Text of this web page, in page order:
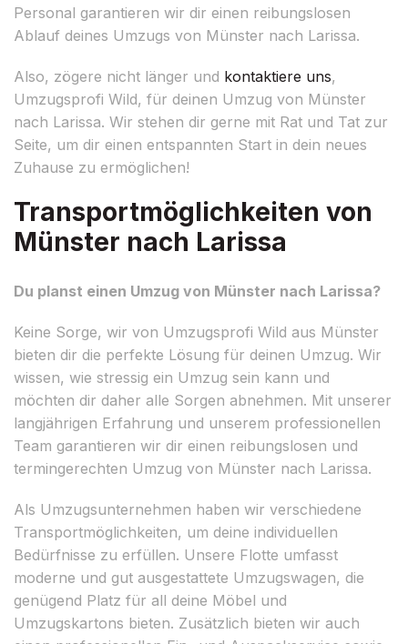
Personal garantieren wir dir einen reibungslosen
Ablauf deines Umzugs von Münster nach Larissa.
Also, zögere nicht länger und kontaktiere uns,
Umzugsprofi Wild, für deinen Umzug von Münster
nach Larissa. Wir stehen dir gerne mit Rat und Tat zur
Seite, um dir einen entspannten Start in dein neues
Zuhause zu ermöglichen!
Transportmöglichkeiten von
Münster nach Larissa
Du planst einen Umzug von Münster nach Larissa?
Keine Sorge, wir von Umzugsprofi Wild aus Münster
bieten dir die perfekte Lösung für deinen Umzug. Wir
wissen, wie stressig ein Umzug sein kann und
möchten dir daher alle Sorgen abnehmen. Mit unserer
langjährigen Erfahrung und unserem professionellen
Team garantieren wir dir einen reibungslosen und
termingerechten Umzug von Münster nach Larissa.
Als Umzugsunternehmen haben wir verschiedene
Transportmöglichkeiten, um deine individuellen
Bedürfnisse zu erfüllen. Unsere Flotte umfasst
moderne und gut ausgestattete Umzugswagen, die
genügend Platz für all deine Möbel und
Umzugskartons bieten. Zusätzlich bieten wir auch